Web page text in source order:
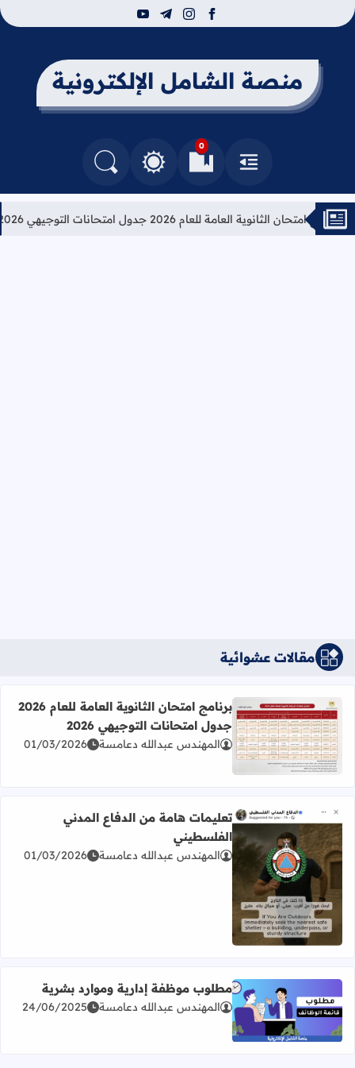
facebook
instagram
telegram
youtube
منصة الشامل الإلكترونية
القائمة
0
العلامات المرجعيةالتغيير بين الوضع النهاري والداكن
البحث في المدونة
الثانوية العامة للعام 2026 جدول امتحانات التوجيهي 2026
مقالات عشوائية
اقرأ المزيد عن برنامج امتحان الثانوية العامة للعام 2026 جدول امتحانات التوجيهي 2026
برنامج امتحان الثانوية العامة للعام 2026
جدول امتحانات التوجيهي 2026
المهندس عبدالله دعامسة 01/03/2026
اقرأ المزيد عن تعليمات هامة من الدفاع المدني الفلسطيني
تعليمات هامة من الدفاع المدني
الفلسطيني
المهندس عبدالله دعامسة 01/03/2026
اقرأ المزيد عن مطلوب موظفة إدارية وموارد بشرية
مطلوب موظفة إدارية وموارد بشرية
المهندس عبدالله دعامسة 24/06/2025